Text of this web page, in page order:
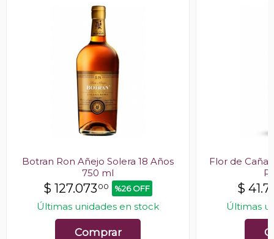
Botran Ron Añejo Solera 18 Años
750 ml
$ 127.073 00 %26 OFF
Últimas unidades en stock
Comprar
Flor de Caña
$
Últimas